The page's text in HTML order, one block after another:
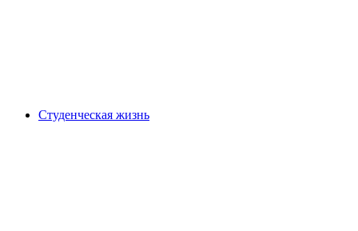
Студенческая жизнь